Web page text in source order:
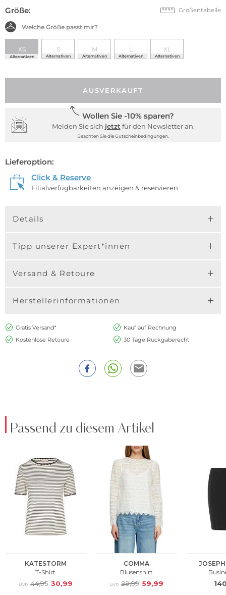
Größe: Größentabelle
Welche Größe passt mir?
XS
Alternativen
S
Alternativen
M
Alternativen
L
Alternativen
XL
Alternativen
AUSVERKAUFT
Wollen Sie -10% sparen?
Melden Sie sich jetzt für den Newsletter an.
Beachten Sie die Gutscheinbedingungen.
Lieferoption:
Click & Reserve
Filialverfügbarkeiten anzeigen & reservieren
Details
Tipp unserer Expert*innen
Versand & Retoure
Herstellerinformationen
Gratis Versand*
Kauf auf Rechnung
Kostenlose Retoure
30 Tage Rückgaberecht
Passend zu diesem Artikel